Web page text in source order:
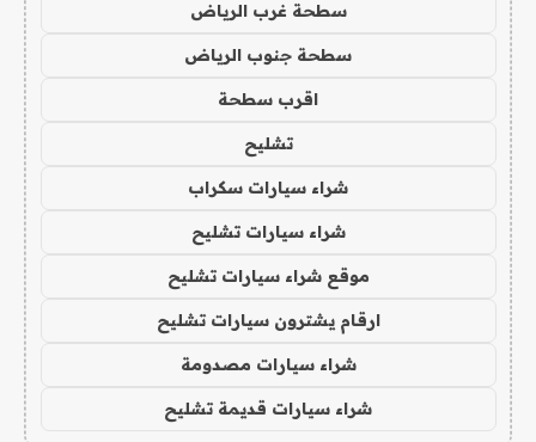
سطحة غرب الرياض
سطحة جنوب الرياض
اقرب سطحة
تشليح
شراء سيارات سكراب
شراء سيارات تشليح
موقع شراء سيارات تشليح
ارقام يشترون سيارات تشليح
شراء سيارات مصدومة
شراء سيارات قديمة تشليح